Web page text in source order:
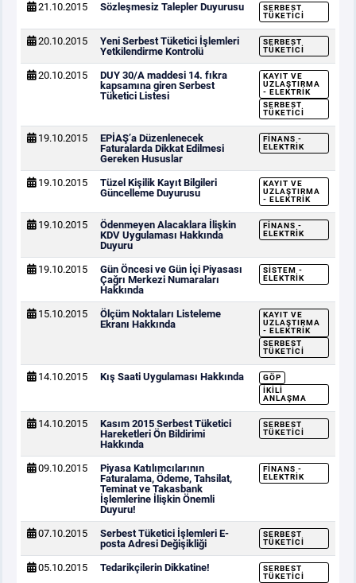
21.10.2015 Sözleşmesiz Talepler Duyurusu
SERBEST
TÜKETICI
20.10.2015
Yeni Serbest Tüketici İşlemleri
Yetkilendirme Kontrolü
SERBEST
TÜKETICI
20.10.2015
DUY 30/A maddesi 14. fıkra
kapsamına giren Serbest
Tüketici Listesi
KAYIT VE
UZLAŞTIRMA
- ELEKTRIK
SERBEST
TÜKETICI
19.10.2015
EPİAŞ’a Düzenlenecek
Faturalarda Dikkat Edilmesi
Gereken Hususlar
FINANS -
ELEKTRIK
19.10.2015
Tüzel Kişilik Kayıt Bilgileri
Güncelleme Duyurusu
KAYIT VE
UZLAŞTIRMA
- ELEKTRIK
19.10.2015
Ödenmeyen Alacaklara İlişkin
KDV Uygulaması Hakkında
Duyuru
FINANS -
ELEKTRIK
19.10.2015
Gün Öncesi ve Gün İçi Piyasası
Çağrı Merkezi Numaraları
Hakkında
SISTEM -
ELEKTRIK
15.10.2015
Ölçüm Noktaları Listeleme
Ekranı Hakkında
KAYIT VE
UZLAŞTIRMA
- ELEKTRIK
SERBEST
TÜKETICI
14.10.2015 Kış Saati Uygulaması Hakkında
GÖP
İKILI
ANLAŞMA
14.10.2015
Kasım 2015 Serbest Tüketici
Hareketleri Ön Bildirimi
Hakkında
SERBEST
TÜKETICI
09.10.2015
Piyasa Katılımcılarının
Faturalama, Ödeme, Tahsilat,
Teminat ve Takasbank
İşlemlerine İlişkin Önemli
Duyuru!
FINANS -
ELEKTRIK
07.10.2015
Serbest Tüketici İşlemleri E-
posta Adresi Değişikliği
SERBEST
TÜKETICI
05.10.2015 Tedarikçilerin Dikkatine!
SERBEST
TÜKETICI